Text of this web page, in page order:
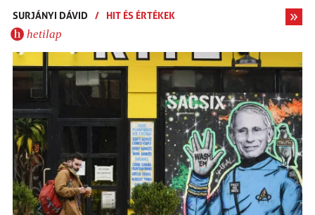
SURJÁNYI DÁVID
/ HIT ÉS ÉRTÉKEK
hetilap